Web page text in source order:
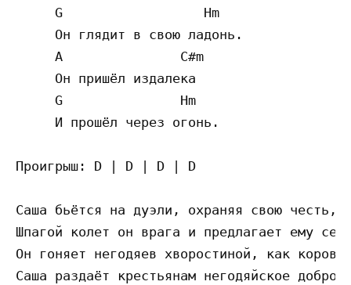
     G                  Hm
     Он глядит в свою ладонь.
     A               C#m
     Он пришёл издалека
     G               Hm
     И прошёл через огонь.
Проигрыш: D | D | D | D
Саша бьётся на дуэли, охраняя свою честь,
Шпагой колет он врага и предлагает ему
Он гоняет негодяев хворостиной, как коров,
Саша раздаёт крестьянам негодяйское добро.